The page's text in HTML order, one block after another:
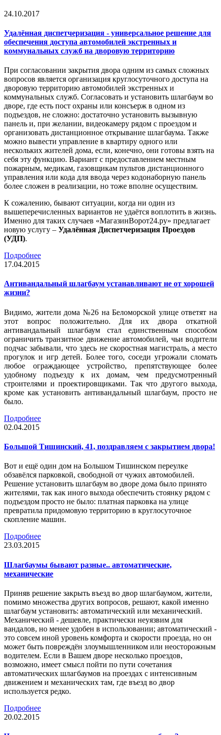
24.10.2017
Удалённая диспетчеризация - универсальное решение для
обеспечения доступа автомобилей экстренных и
коммунальных служб на дворовую территорию
При согласовании закрытия двора одним из самых сложных
вопросов является организация круглосуточного доступа на
дворовую территорию автомобилей экстренных и
коммунальных служб. Согласовать и установить шлагбаум во
дворе, где есть пост охраны или консъерж в одном из
подъездов, не сложно: достаточно установить вызывную
панель и, при желании, видеокамеру рядом с проездом и
организовать дистанционное открывание шлагбаума. Также
можно вывести управление в квартиру одного или
нескольких жителей дома, если, конечно, они готовы взять на
себя эту функцию. Вариант с предоставлением местным
пожарным, медикам, газовщикам пультов дистанционного
управления или кода для ввода через кодонаборную панель
более сложен в реализации, но тоже вполне осуществим.
К сожалению, бывают ситуации, когда ни один из
вышеперечисленных вариантов не удаётся воплотить в жизнь.
Именно для таких случаев «МагазинВорот24.ру» предлагает
новую услугу – Удалённая Диспетчеризация Проездов
(УДП).
Подробнее
17.04.2015
Антивандальный шлагбаум устанавливают не от хорошей
жизни?
Видимо, жители дома №26 на Беломорской улице ответят на
этот вопрос положительно. Для их двора откатной
антивандальный шлагбаум стал единственным способом
ограничить транзитное движение автомобилей, чьи водители
подчас забывали, что здесь не скоростная магистраль, а место
прогулок и игр детей. Более того, соседи угрожали сломать
любое ограждающее устройство, препятствующее более
удобному подъезду к их домам, чем предусмотренный
строителями и проектировщиками. Так что другого выхода,
кроме как установить антивандальный шлагбаум, просто не
было.
Подробнее
02.04.2015
Большой Тишинский, 41, поздравляем с закрытием двора!
Вот и ещё один дом на Большом Тишинском переулке
обзавёлся парковкой, свободной от чужих автомобилей.
Решение установить шлагбаум во дворе дома было принято
жителями, так как иного выхода обеспечить стоянку рядом с
подъездом просто не было: платная парковка на улице
превратила придомовую территорию в круглосуточное
скопление машин.
Подробнее
23.03.2015
Шлагбаумы бывают разные.. автоматические,
механические
Приняв решение закрыть въезд во двор шлагбаумом, жители,
помимо множества других вопросов, решают, какой именно
шлагбаум установить: автоматический или механический.
Механический - дешевле, практически неуязвим для
вандалов, но менее удобен в использовании; автоматический -
это совсем иной уровень комфорта и скорости проезда, но он
может быть повреждён злоумышленником или неосторожным
водителем. Если в Вашем дворе несколько проездов,
возможно, имеет смысл пойти по пути сочетания
автоматических шлагбаумов на проездах с интенсивным
движением и механических там, где въезд во двор
используется редко.
Подробнее
20.02.2015